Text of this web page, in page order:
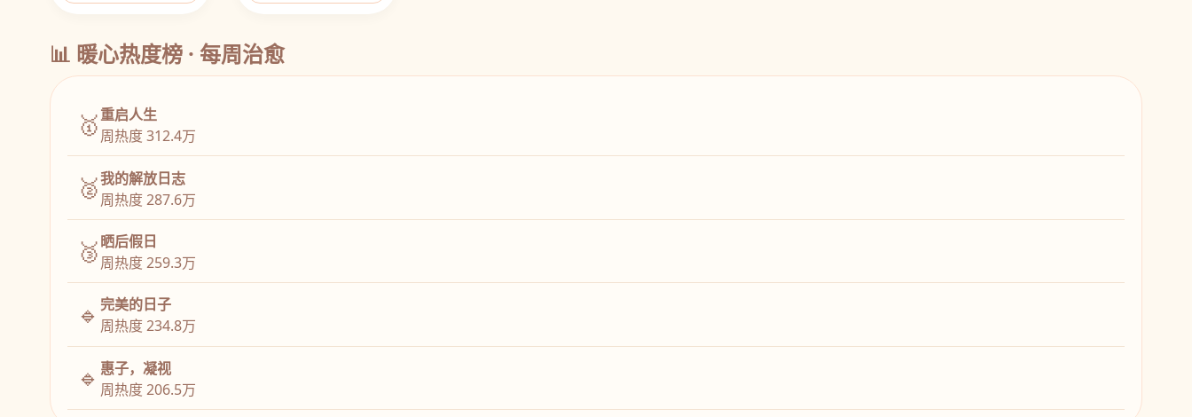
📊 暖心热度榜 · 每周治愈
🥇重启人生
周热度 312.4万
🥈我的解放日志
周热度 287.6万
🥉晒后假日
周热度 259.3万
🔹 完美的日子
周热度 234.8万
🔹 惠子，凝视
周热度 206.5万